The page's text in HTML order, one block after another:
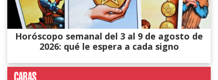
Horóscopo semanal del 3 al 9 de agosto de
2026: qué le espera a cada signo